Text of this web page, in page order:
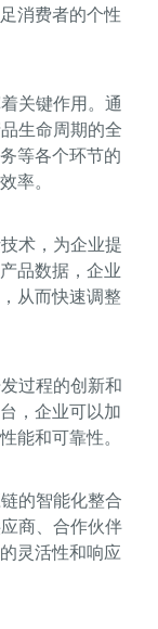
消费者的个性
关键作用。通
生命周期的全
等各个环节的
率。
术，为企业提
品数据，企业
从而快速调整
过程的创新和
，企业可以加
能和可靠性。
的智能化整合
商、合作伙伴
灵活性和响应